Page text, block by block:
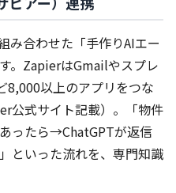
み合わせた「手作りAIエー
。ZapierはGmailやスプレ
8,000以上のアプリをつな
公式サイト記載）。「物件
ったら→ChatGPTが返信
といった流れを、専門知識